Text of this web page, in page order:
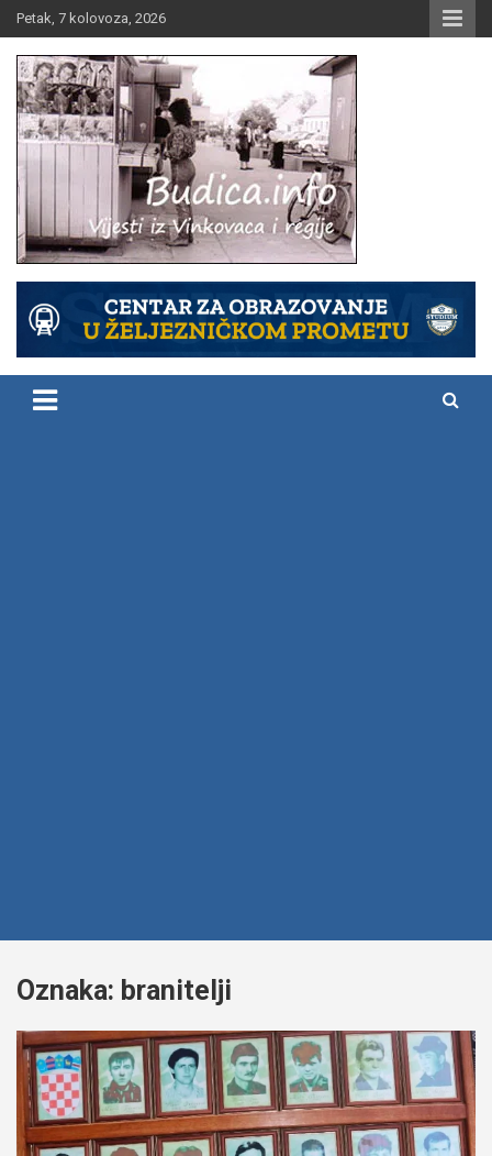
Skip
to
content
Petak, 7 kolovoza, 2026
Budica.info
Oznaka: branitelji